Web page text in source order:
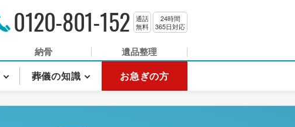
0120-801-152
通話
無料
24時間
365日対応
納骨 遺品整理
葬儀の知識 お急ぎの方